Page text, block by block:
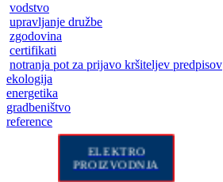
vodstvo
upravljanje družbe
zgodovina
certifikati
notranja pot za prijavo kršiteljev predpisov
ekologija
energetika
gradbeništvo
reference
ELEKTRO
PROIZVODNJA